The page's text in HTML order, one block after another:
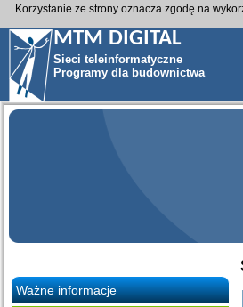
MTM DIGITAL
Sieci teleinformatyczne
Programy dla budownictwa
Ważne informacje
Korzystanie ze strony oznacza zgodę na